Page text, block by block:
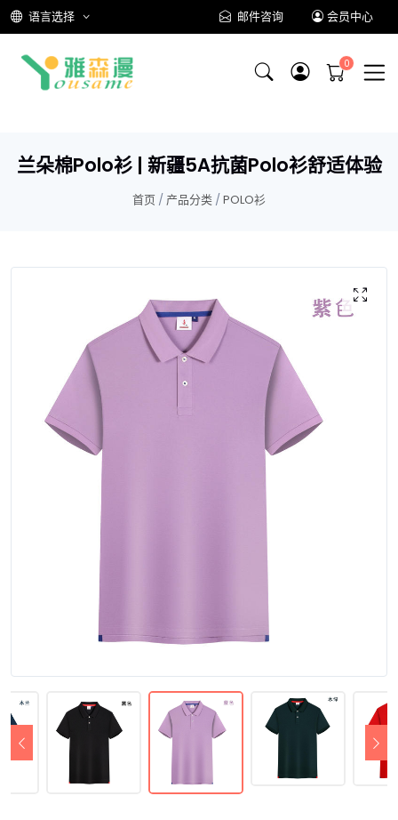
语言选择 邮件咨询 会员中心
兰朵棉Polo衫 | 新疆5A抗菌Polo衫舒适体验
首页 / 产品分类 / POLO衫